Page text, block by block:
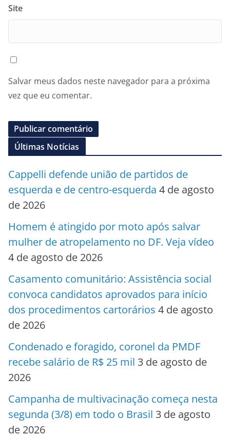
Site
Salvar meus dados neste navegador para a próxima
vez que eu comentar.
Últimas Notícias
Cappelli defende união de partidos de
esquerda e de centro-esquerda 4 de agosto
de 2026
Homem é atingido por moto após salvar
mulher de atropelamento no DF. Veja vídeo
4 de agosto de 2026
Casamento comunitário: Assistência social
convoca candidatos aprovados para início
dos procedimentos cartorários 4 de agosto
de 2026
Condenado e foragido, coronel da PMDF
recebe salário de R$ 25 mil 3 de agosto de
2026
Campanha de multivacinação começa nesta
segunda (3/8) em todo o Brasil 3 de agosto
de 2026